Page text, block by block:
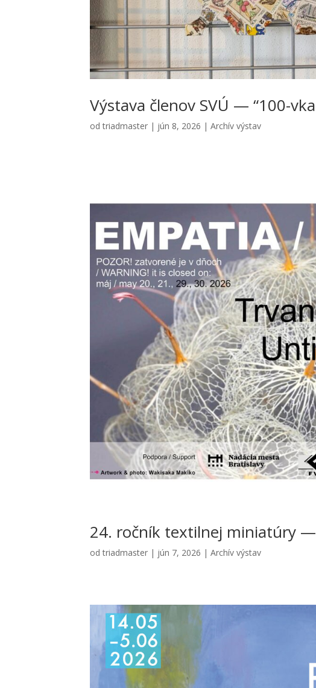
Výsta­va čle­nov SVÚ — “100-
odtriadmaster | jún 8, 2026 |Archív výstav
24. roč­ník tex­til­nej minia­tú­ry —
odtriadmaster | jún 7, 2026 |Archív výstav